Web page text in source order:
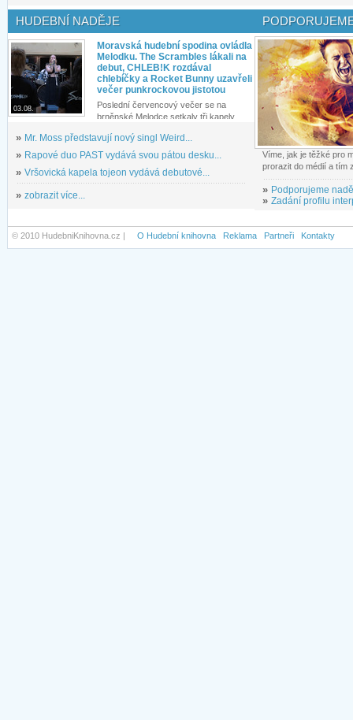
HUDEBNÍ NADĚJE
03.08.
Moravská hudební spodina ovládla
Melodku. The Scrambles lákali na
debut, CHLEB!K rozdával
chlebíčky a Rocket Bunny uzavřeli
večer punkrockovou jistotou
Poslední červencový večer se na
brněnské Melodce setkaly tři kapely...
» Mr. Moss představují nový singl Weird...
» Rapové duo PAST vydává svou pátou desku...
» Vršovická kapela tojeon vydává debutové...
» zobrazit více...
Víme, jak je těžké pro
prorazit do médií a tím
» Podporujeme
» Zadání profilu
© 2010 HudebniKnihovna.cz | O Hudební knihovna Reklama Partneři Kontakty